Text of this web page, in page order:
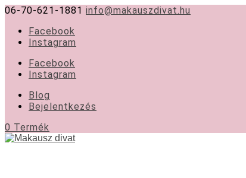
06-70-621-1881 info@makauszdivat.hu
Facebook
Instagram
Facebook
Instagram
Blog
Bejelentkezés
0 Termék